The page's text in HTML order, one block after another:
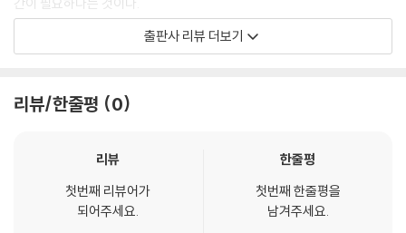
??아이의 마음을 읽어주는 부모 되기: 반영적 양육??은 전쟁 같은 양육에
하며, 아이가 부모의 참 존재를 경험하게 하는 것이다. 임상심리학자인 저
이런 통합적 견해를 이루어냈다.
저자들이 말하는 ‘반영적인 기능’을 잘하는 부모는 자신의 생각과 감정을
알고 있으면서 동시에 아이의 마음에서 무슨 일이 일어나는지를 고려할 수
출판사 리뷰 더보기
리뷰/한줄평 0
리뷰
첫번째 리뷰어가
되어주세요.
한줄평
첫번째 한줄평을
남겨주세요.